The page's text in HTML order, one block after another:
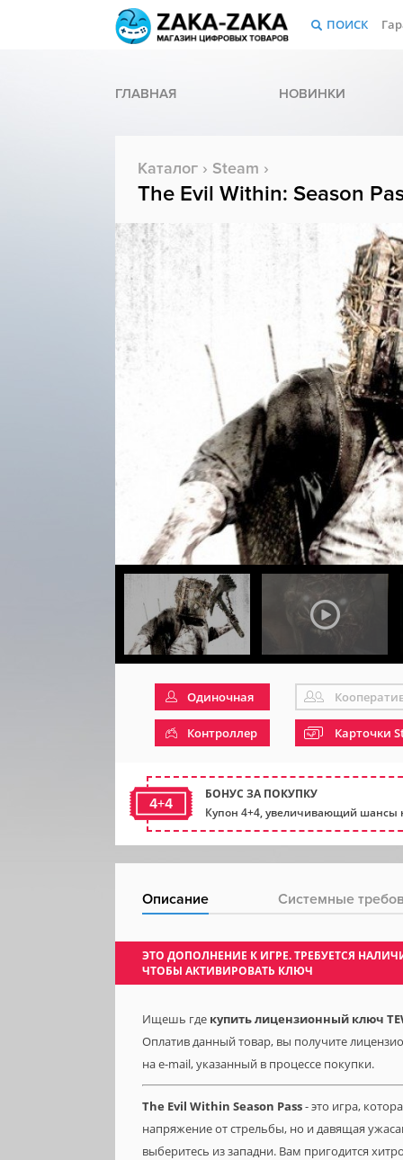
ПОИСК
ГЛАВНАЯ НОВИНКИ
Каталог › Steam ›
The Evil Within: Season
Одиночная
Контроллер Карточки
4+4
БОНУС ЗА ПОКУПКУ
Купон 4+4, увеличивающий шансы
Описание Системные
ЭТО ДОПОЛНЕНИЕ К ИГРЕ. ТРЕБУЕТСЯ
ЧТОБЫ АКТИВИРОВАТЬ КЛЮЧ
Ищешь где купить лицензионный ключ
Оплатив данный товар, вы получите
на e-mail, указанный в процессе покупки.
The Evil Within Season Pass- это игра,
напряжение от стрельбы, но и давящая
выберитесь из западни. Вам пригодится